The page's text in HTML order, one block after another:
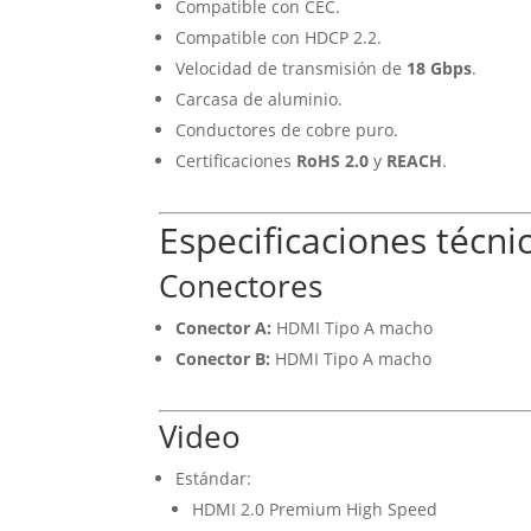
Compatible con CEC.
Compatible con HDCP 2.2.
Velocidad de transmisión de 18 Gbps.
Carcasa de aluminio.
Conductores de cobre puro.
Certificaciones RoHS 2.0 y REACH.
Especificaciones
Conectores
Conector A: HDMI Tipo A macho
Conector B: HDMI Tipo A macho
Video
Estándar:
HDMI 2.0 Premium High Speed